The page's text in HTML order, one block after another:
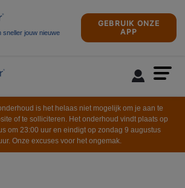
sneller jouw nieuwe
GEBRUIK ONZE
APP
is het helaas niet mogelijk om je aan te
of te solliciteren. Het onderhoud vindt plaats op
om 23:00 uur en eindigt op zondag 9 augustus
Onze excuses voor het ongemak.